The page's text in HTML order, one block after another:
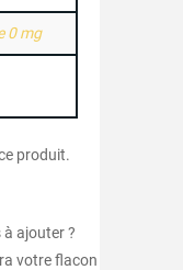
0 mg
produit.
ajouter ?
votre flacon